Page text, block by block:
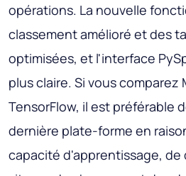
opérations. La nouvelle
classement amélioré et des
optimisées, et l'interface
plus claire. Si vous comparez
TensorFlow, il est préférable
dernière plate-forme en
capacité d'apprentissage,